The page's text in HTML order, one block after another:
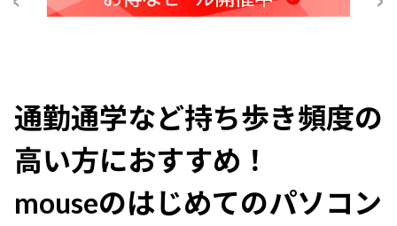
通勤通学など持ち歩き頻度の
高い方におすすめ！
mouseのはじめてのパソコン